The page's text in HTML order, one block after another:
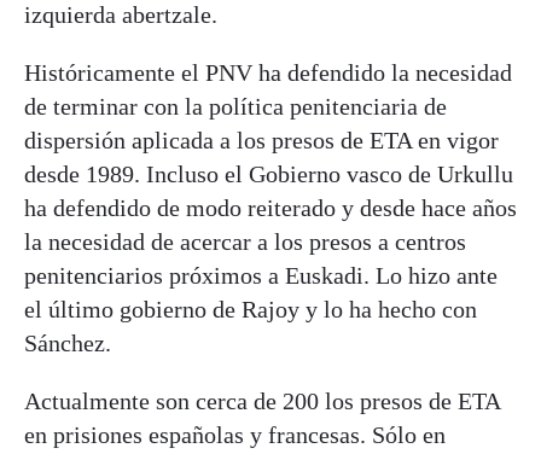
izquierda abertzale.
Históricamente el PNV ha defendido la necesidad
de terminar con la política penitenciaria de
dispersión aplicada a los presos de ETA en vigor
desde 1989. Incluso el Gobierno vasco de Urkullu
ha defendido de modo reiterado y desde hace años
la necesidad de acercar a los presos a centros
penitenciarios próximos a Euskadi. Lo hizo ante
el último gobierno de Rajoy y lo ha hecho con
Sánchez.
Actualmente son cerca de 200 los presos de ETA
en prisiones españolas y francesas. Sólo en